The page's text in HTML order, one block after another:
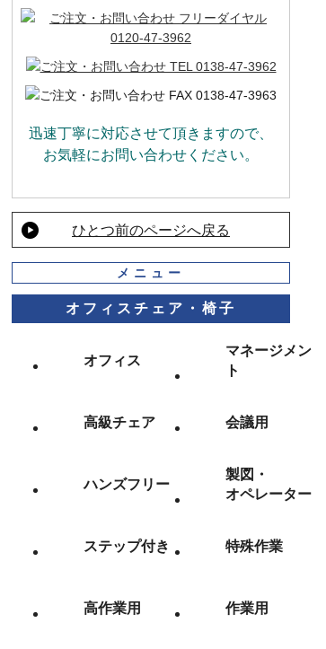
迅速丁寧に対応させて頂きますので、
お気軽にお問い合わせください。
ひとつ前のページへ戻る
メニュー
オフィスチェア・椅子
オフィス
マネージメン
ト
高級チェア 会議用
ハンズフリー
製図・
オペレーター
ステップ付き 特殊作業
高作業用 作業用